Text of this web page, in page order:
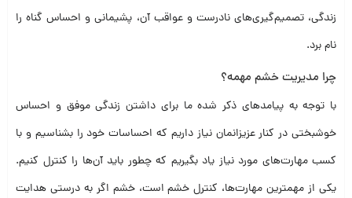
زندگی، تصمیم‌گیری‌های نادرست و عواقب آن، پشیمانی و احساس گناه را
نام برد‌.
چرا مدیریت خشم مهمه؟
با توجه به پیامد‌های ذکر شده ما برای داشتن زندگی موفق و احساس
خوشبختی در کنار عزیزا‌نمان نیاز داریم که احساسات خود را بشناسیم و با
کسب مهارت‌های مورد نیاز یاد بگیریم که چطور باید آن‌ها را کنترل کنیم.
یکی از مهمترین مهارت‌ها، کنترل خشم است، خشم اگر به درستی هدایت